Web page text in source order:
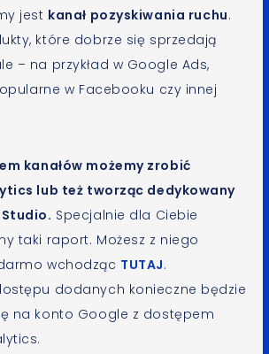
jest kanał pozyskiwania ruchu.
które dobrze się sprzedają
– na przykład w Google Ads,
w Facebooku czy innej
kanałów możemy zrobić
lub też tworząc dedykowany
Specjalnie dla Ciebie
taki raport. Możesz z niego
wchodząc TUTAJ.
dodanych konieczne będzie
na konto Google z dostępem